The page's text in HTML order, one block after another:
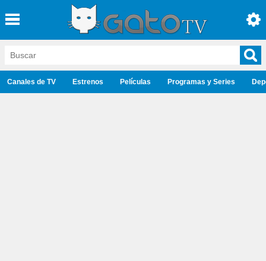
Canales de TV Estrenos Películas Programas y Series